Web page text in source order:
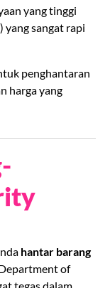
yang tinggi
yang sangat rapi
penghantaran
harga yang
hantar barang
of